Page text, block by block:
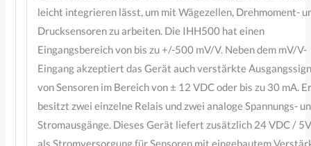
leicht integrieren lässt, um mit Wägezellen, Drehmoment-
Drucksensoren zu arbeiten. Die IHH500 hat einen
Eingangsbereich von bis zu +/-500 mV/V. Neben dem mV/V-
Eingang akzeptiert das Gerät auch verstärkte
von Sensoren im Bereich von ± 12 VDC oder bis zu 30 mA. Er
besitzt zwei einzelne Relais und zwei analoge Spannungs-
Stromausgänge. Dieses Gerät liefert zusätzlich 24 VDC /
als Stromversorgung für Sensoren mit eingebautem